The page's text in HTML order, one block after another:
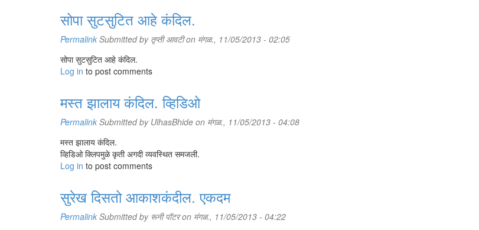
सोपा सुटसुटित आहे कंदिल.
Permalink Submitted by तृप्ती आवटीon मंगळ., 11/05/2013 - 02:05
सोपा सुटसुटित आहे कंदिल.
Log in to post comments
मस्त झालाय कंदिल. व्हिडिओ
Permalink Submitted by UlhasBhide on मंगळ., 11/05/2013 - 04:08
मस्त झालाय कंदिल.
व्हिडिओ क्लिपमुळे कृती अगदी व्यवस्थित समजली.
Log in to post comments
सुरेख दिसतो आकाशकंदील. एकदम
Permalink Submitted by रूनी पॉटरon मंगळ., 11/05/2013 - 04:22